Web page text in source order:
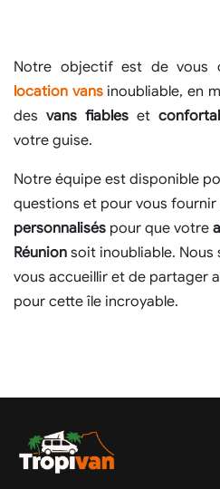
Notre objectif est de vous
location vansinoubliable, en
des vans fiableset
votre guise.
Notre équipe est disponible
questions et pour vous fournir
personnalisés pour que votre
Réunion soit inoubliable.
vous accueillir et de partager
pour cette île incroyable.